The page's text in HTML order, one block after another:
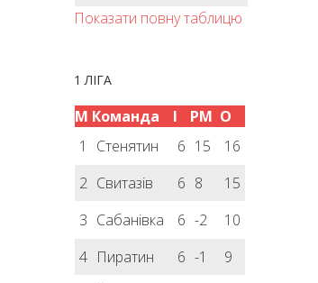
Показати повну таблицю
1 ЛІГА
М Команда І РМ О
1
Стенятин 6 15
16
2 Свитазів 6 8
15
3 Сабанівка 6 -2
10
4 Пиратин 6 -1
9